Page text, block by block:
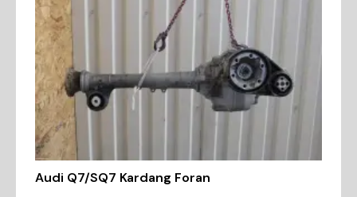
Audi Q7/SQ7 Kardang Foran